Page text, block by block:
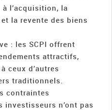
l’acquisition, la
la revente des biens
: les SCPI offrent
attractifs,
ceux d’autres
traditionnels.
contraintes
n’ont pas